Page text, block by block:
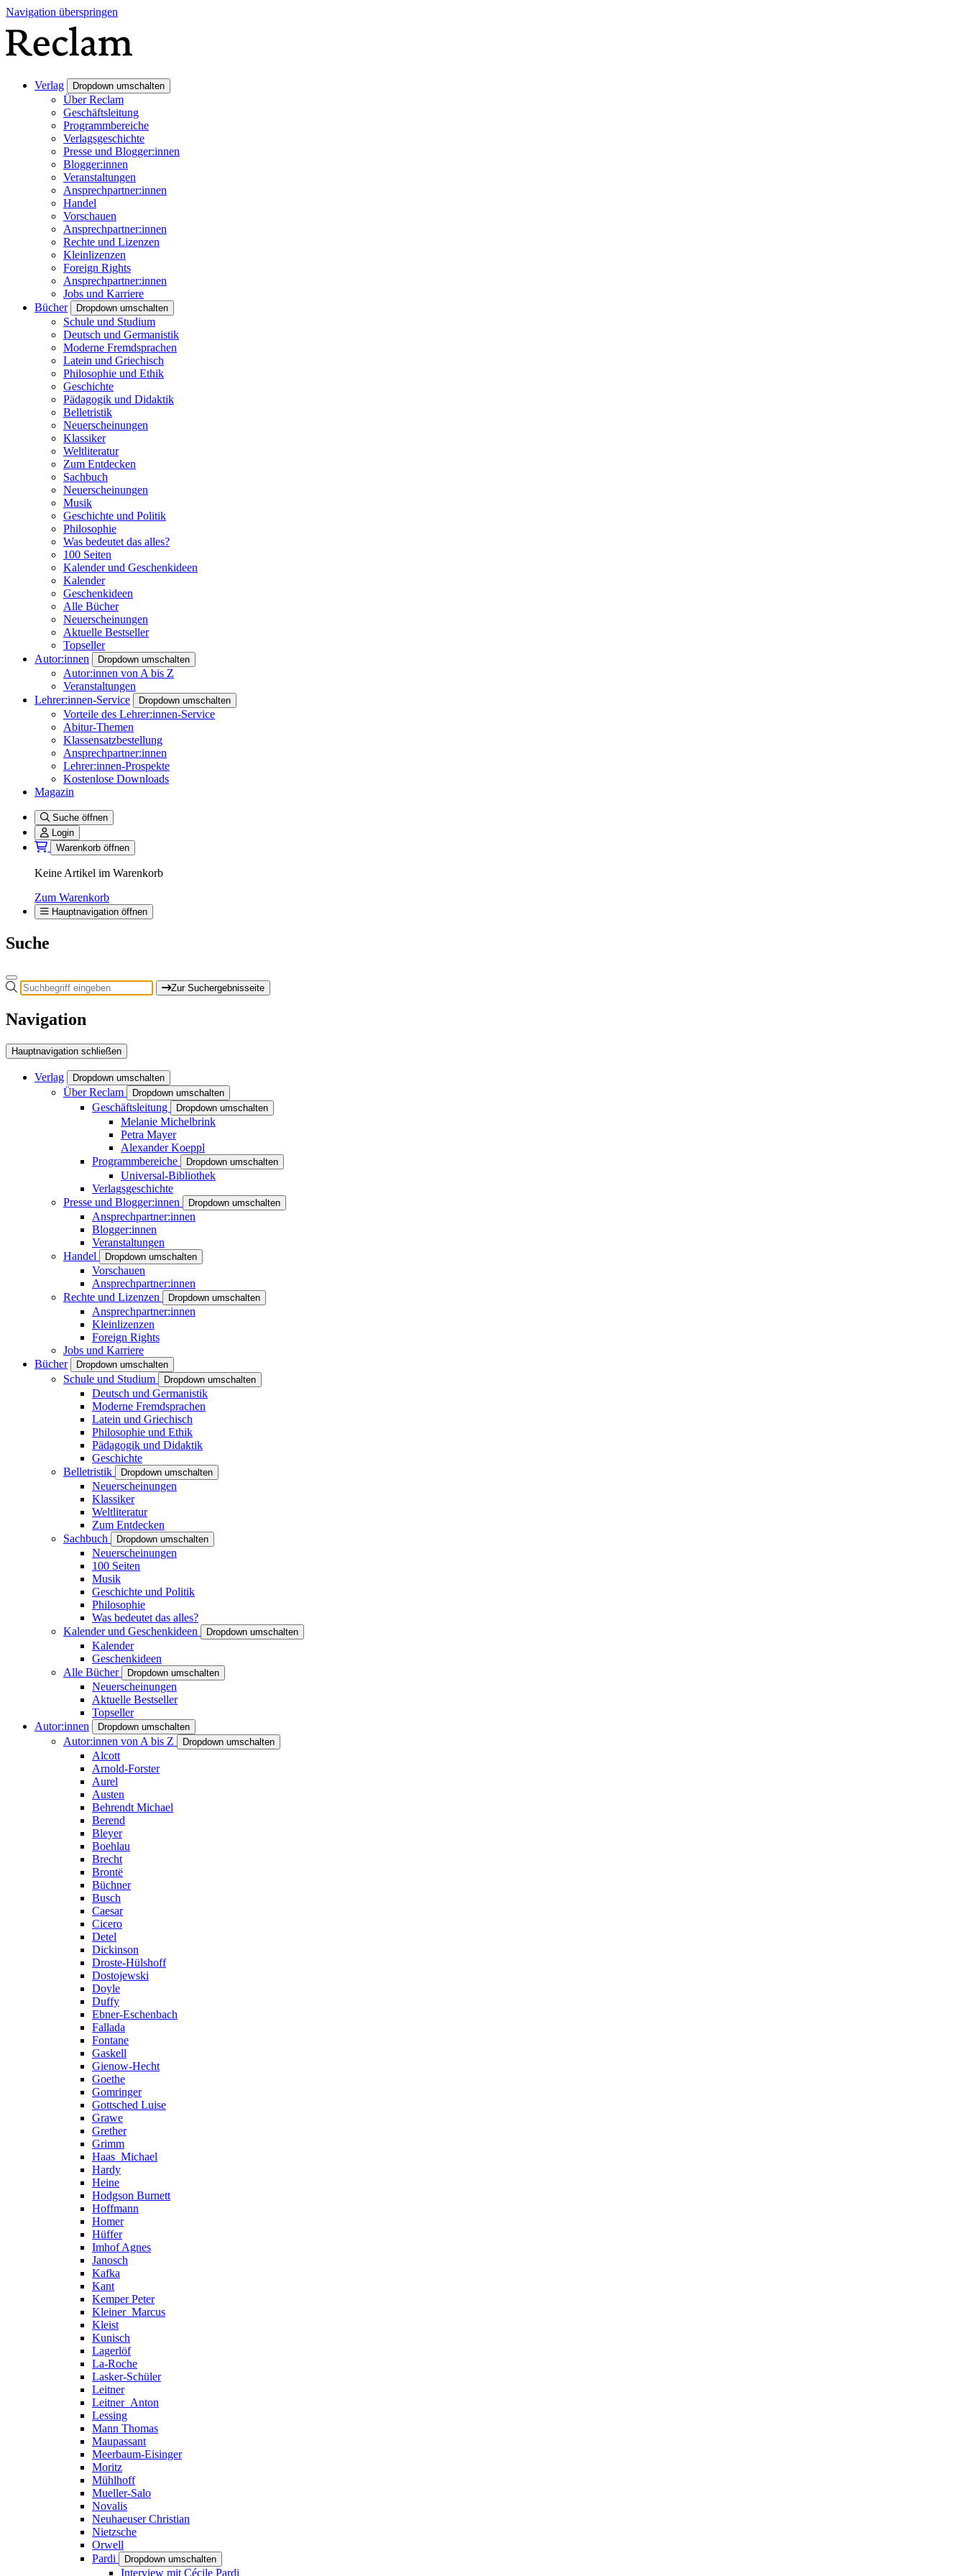
Navigation überspringen
Verlag Dropdown umschalten
Über Reclam
Geschäftsleitung
Programmbereiche
Verlagsgeschichte
Presse und Blogger:innen
Blogger:innen
Veranstaltungen
Ansprechpartner:innen
Handel
Vorschauen
Ansprechpartner:innen
Rechte und Lizenzen
Kleinlizenzen
Foreign Rights
Ansprechpartner:innen
Jobs und Karriere
Bücher
Dropdown umschalten
Schule und Studium
Deutsch und Germanistik
Moderne Fremdsprachen
Latein und Griechisch
Philosophie und Ethik
Geschichte
Pädagogik und Didaktik
Belletristik
Neuerscheinungen
Klassiker
Weltliteratur
Zum Entdecken
Sachbuch
Neuerscheinungen
Musik
Geschichte und Politik
Philosophie
Was bedeutet das alles?
100 Seiten
Kalender und Geschenkideen
Kalender
Geschenkideen
Alle Bücher
Neuerscheinungen
Aktuelle Bestseller
Topseller
Autor:innen
Dropdown umschalten
Autor:innen von A bis Z
Veranstaltungen
Lehrer:innen-Service
Dropdown umschalten
Vorteile des Lehrer:innen-Service
Abitur-Themen
Klassensatzbestellung
Ansprechpartner:innen
Lehrer:innen-Prospekte
Kostenlose Downloads
Magazin
Suche öffnen
Login
Warenkorb öffnen
Keine Artikel im Warenkorb
Zum Warenkorb
Hauptnavigation öffnen
Suche
Zur Suchergebnisseite
Navigation
Hauptnavigation schließen
Verlag Dropdown umschalten
Über Reclam Dropdown umschalten
Geschäftsleitung Dropdown umschalten
Melanie Michelbrink
Petra Mayer
Alexander Koeppl
Programmbereiche
Dropdown umschalten
Universal-Bibliothek
Verlagsgeschichte
Presse und Blogger:innen
Dropdown umschalten
Ansprechpartner:innen
Blogger:innen
Veranstaltungen
Handel
Dropdown umschalten
Vorschauen
Ansprechpartner:innen
Rechte und Lizenzen
Dropdown umschalten
Ansprechpartner:innen
Kleinlizenzen
Foreign Rights
Jobs und Karriere
Bücher
Dropdown umschalten
Schule und Studium Dropdown umschalten
Deutsch und Germanistik
Moderne Fremdsprachen
Latein und Griechisch
Philosophie und Ethik
Pädagogik und Didaktik
Geschichte
Belletristik
Dropdown umschalten
Neuerscheinungen
Klassiker
Weltliteratur
Zum Entdecken
Sachbuch
Dropdown umschalten
Neuerscheinungen
100 Seiten
Musik
Geschichte und Politik
Philosophie
Was bedeutet das alles?
Kalender und Geschenkideen
Dropdown umschalten
Kalender
Geschenkideen
Alle Bücher
Dropdown umschalten
Neuerscheinungen
Aktuelle Bestseller
Topseller
Autor:innen
Dropdown umschalten
Autor:innen von A bis Z Dropdown umschalten
Alcott
Arnold-Forster
Aurel
Austen
Behrendt Michael
Berend
Bleyer
Boehlau
Brecht
Brontë
Büchner
Busch
Caesar
Cicero
Detel
Dickinson
Droste-Hülshoff
Dostojewski
Doyle
Duffy
Ebner-Eschenbach
Fallada
Fontane
Gaskell
Gienow-Hecht
Goethe
Gomringer
Gottsched Luise
Grawe
Grether
Grimm
Haas_Michael
Hardy
Heine
Hodgson Burnett
Hoffmann
Homer
Hüffer
Imhof Agnes
Janosch
Kafka
Kant
Kemper Peter
Kleiner_Marcus
Kleist
Kunisch
Lagerlöf
La-Roche
Lasker-Schüler
Leitner
Leitner_Anton
Lessing
Mann Thomas
Maupassant
Meerbaum-Eisinger
Moritz
Mühlhoff
Mueller-Salo
Novalis
Neuhaeuser Christian
Nietzsche
Orwell
Pardi
Dropdown umschalten
Interview mit Cécile Pardi